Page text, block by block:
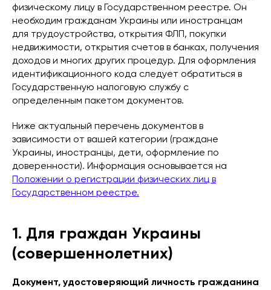
физическому лицу в Государственном реестре. Он
необходим гражданам Украины или иностранцам
для трудоустройства, открытия ФЛП, покупки
недвижимости, открытия счетов в банках, получения
доходов и многих других процедур. Для оформления
идентификационного кода следует обратиться в
Государственную налоговую службу с
определенным пакетом документов.
Ниже актуальный перечень документов в
зависимости от вашей категории (граждане
Украины, иностранцы, дети, оформление по
доверенности). Информация основывается на
Положении о регистрации физических лиц в
Государственном реестре.
1. Для граждан Украины
(совершеннолетних)
Документ, удостоверяющий личность гражданина